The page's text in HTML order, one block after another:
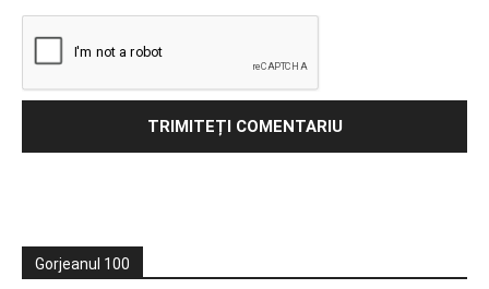
Gorjeanul 100